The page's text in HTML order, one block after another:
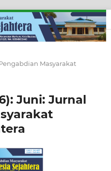
Masyarakat
Juni: Jurnal